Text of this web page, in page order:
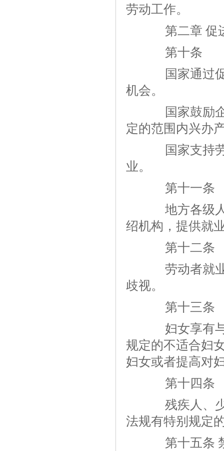
劳动工作。
第二章 促
第十条
国家通过促
机会。
国家鼓励企
定的范围内兴办
国家支持劳
业。
第十一条
地方各级人
绍机构，提供就
第十二条
劳动者就业
歧视。
第十三条
妇女享有与
规定的不适合妇
妇女或者提高对
第十四条
残疾人、少
法规有特别规定
第十五条 禁